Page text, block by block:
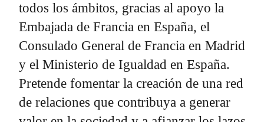
todos los ámbitos, gracias al apoyo la
Embajada de Francia en España, el
Consulado General de Francia en Madrid
y el Ministerio de Igualdad en España.
Pretende fomentar la creación de una red
de relaciones que contribuya a generar